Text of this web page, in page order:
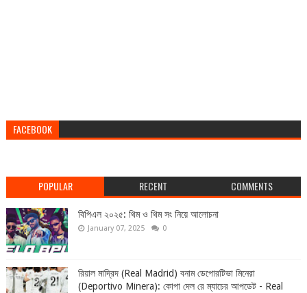
FACEBOOK
POPULAR RECENT COMMENTS
বিপিএল ২০২৫: থিম ও থিম সং নিয়ে আলোচনা
January 07, 2025 0
রিয়াল মাদ্রিদ (Real Madrid) বনাম ডেপোরটিভা মিনেরা
(Deportivo Minera): কোপা দেল রে ম্যাচের আপডেট - Real